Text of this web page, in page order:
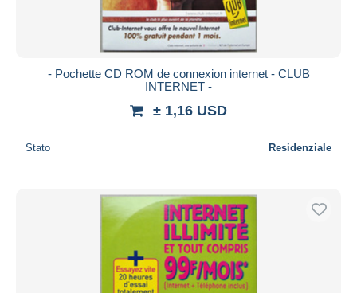
- Pochette CD ROM de connexion internet - CLUB
INTERNET -
± 1,16 USD
Stato Residenziale